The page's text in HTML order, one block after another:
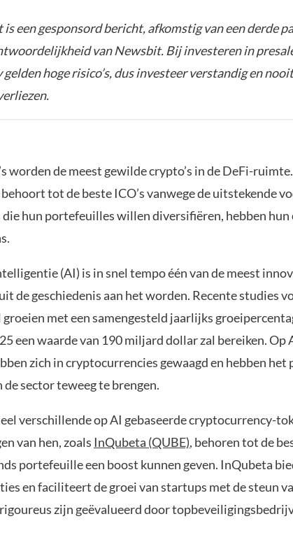
een gesponsord bericht, afkomstig van een derde
van Newsbit. Bij investeren in
hoge risico’s, dus investeer verstandig en
worden de meest gewilde crypto’s in de DeFi-ruimte.
tot de beste ICO’s vanwege de uitstekende
die hun portefeuilles willen diversifiëren, hebben hun
(AI) is in snel tempo één van de meest
de geschiedenis aan het worden. Recente studies
met een samengesteld jaarlijks
een waarde van 190 miljard dollar zal bereiken. Op
zich in cryptocurrencies gewaagd en hebben het
sector teweeg te brengen.
verschillende op AI gebaseerde cryptocurrency-
van hen, zoals InQubeta (QUBE), behoren tot de
portefeuille een boost kunnen geven. InQubeta
en faciliteert de groei van startups met de steun
zijn geëvalueerd door